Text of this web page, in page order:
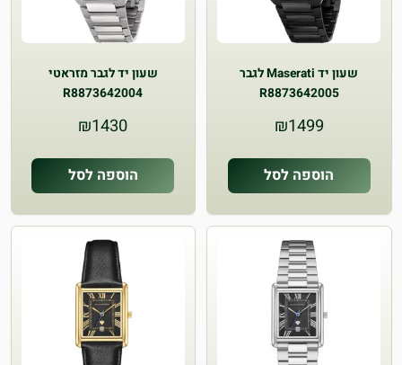
שעון יד Maserati לגבר
R8873642005
₪1499
הוספה לסל
שעון יד לגבר מזראטי
R8873642004
₪1430
הוספה לסל